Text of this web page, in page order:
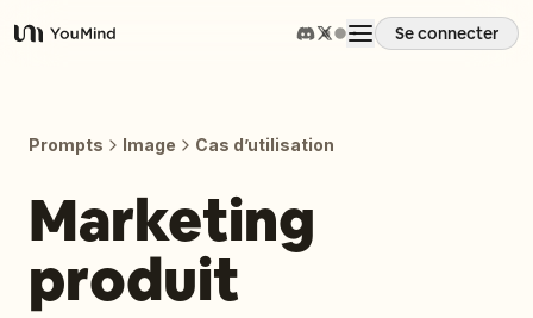
YouMind
Se connecter
Compétences
Prompts Image Cas d’utilisation
Marketing
produit